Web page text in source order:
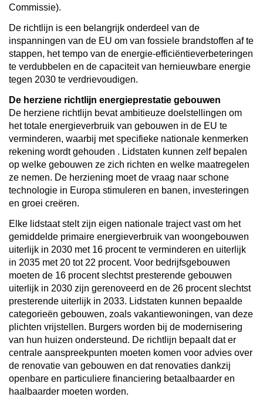
Commissie).
De richtlijn is een belangrijk onderdeel van de
inspanningen van de EU om van fossiele brandstoffen af te
stappen, het tempo van de energie-efficiëntieverbeteringen
te verdubbelen en de capaciteit van hernieuwbare energie
tegen 2030 te verdrievoudigen.
De herziene richtlijn energieprestatie gebouwen
De herziene richtlijn bevatambitieuze doelstellingen om
het totale energieverbruik van gebouwen in de EU te
verminderen, waarbij met specifieke nationale kenmerken
rekening wordt gehouden . Lidstaten kunnen zelf bepalen
op welke gebouwen ze zich richten en welke maatregelen
ze nemen. De herziening moet de vraag naar schone
technologie in Europa stimuleren en banen, investeringen
en groei creëren.
Elke lidstaat stelt zijn eigen nationale traject vast om het
gemiddelde primaire energieverbruik van woongebouwen
uiterlijk in 2030 met 16 procent te verminderen en uiterlijk
in 2035 met 20 tot 22 procent. Voor bedrijfsgebouwen
moeten de 16 procent slechtst presterende gebouwen
uiterlijk in 2030 zijn gerenoveerd en de 26 procent slechtst
presterende uiterlijk in 2033. Lidstaten kunnen bepaalde
categorieën gebouwen, zoals vakantiewoningen, van deze
plichten vrijstellen. Burgers worden bij de modernisering
van hun huizen ondersteund. De richtlijn bepaalt dat er
centrale aanspreekpunten moeten komen voor advies over
de renovatie van gebouwen en dat renovaties dankzij
openbare en particuliere financiering betaalbaarder en
haalbaarder moeten worden.